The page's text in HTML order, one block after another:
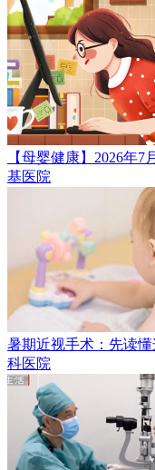
【母婴健康】2026年
基医院
暑期近视手术：先读
科医院